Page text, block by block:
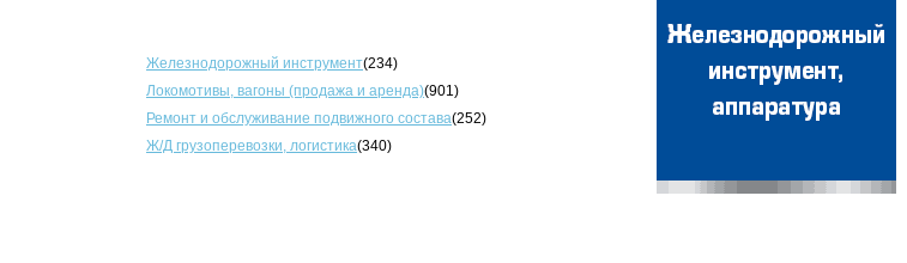
Железнодорожный инструмент(234)
Локомотивы, вагоны (продажа и аренда)(901)
Ремонт и обслуживание подвижного состава(252)
Ж/Д грузоперевозки, логистика(340)